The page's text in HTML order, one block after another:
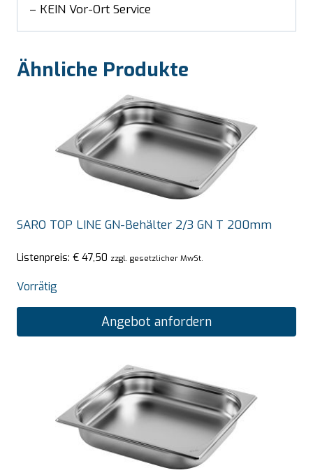
– KEIN Vor-Ort Service
Ähnliche Produkte
SARO TOP LINE GN-Behälter 2/3 GN T 200mm
Listenpreis: € 47,50 zzgl. gesetzlicher MwSt.
Vorrätig
Angebot anfordern